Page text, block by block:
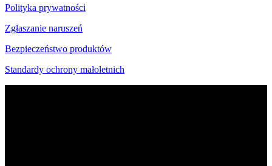
Polityka prywatności
Zgłaszanie naruszeń
Bezpieczeństwo produktów
Standardy ochrony małoletnich